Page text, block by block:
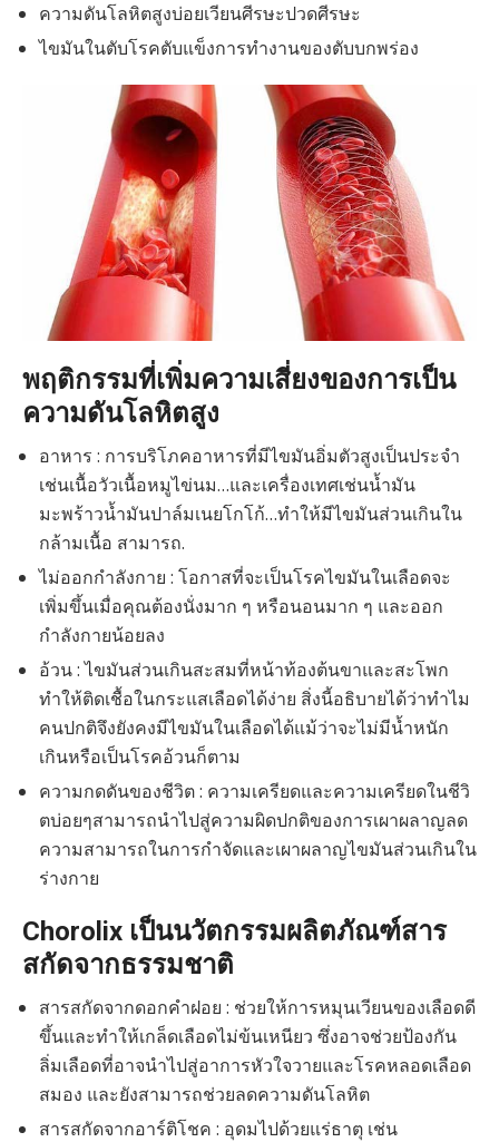
ความดันโลหิตสูงบ่อยเวียนศีรษะปวดศีรษะ
ไขมันในตับโรคตับแข็งการทำงานของตับบกพร่อง
พฤติกรรมที่เพิ่มความเสี่ยงของการเป็น
ความดันโลหิตสูง
อาหาร : การบริโภคอาหารที่มีไขมันอิ่มตัวสูงเป็นประจำ
เช่นเนื้อวัวเนื้อหมูไข่นม…และเครื่องเทศเช่นน้ำมัน
มะพร้าวน้ำมันปาล์มเนยโกโก้…ทำให้มีไขมันส่วนเกินใน
กล้ามเนื้อ สามารถ.
ไม่ออกกำลังกาย : โอกาสที่จะเป็นโรคไขมันในเลือดจะ
เพิ่มขึ้นเมื่อคุณต้องนั่งมาก ๆ หรือนอนมาก ๆ และออก
กำลังกายน้อยลง
อ้วน : ไขมันส่วนเกินสะสมที่หน้าท้องต้นขาและสะโพก
ทำให้ติดเชื้อในกระแสเลือดได้ง่าย สิ่งนี้อธิบายได้ว่าทำไม
คนปกติจึงยังคงมีไขมันในเลือดได้แม้ว่าจะไม่มีน้ำหนัก
เกินหรือเป็นโรคอ้วนก็ตาม
ความกดดันของชีวิต : ความเครียดและความเครียดในชีวิ
ตบ่อยๆสามารถนำไปสู่ความผิดปกติของการเผาผลาญลด
ความสามารถในการกำจัดและเผาผลาญไขมันส่วนเกินใน
ร่างกาย
Chorolix เป็นนวัตกรรมผลิตภัณฑ์สาร
สกัดจากธรรมชาติ
สารสกัดจากดอกคำฝอย : ช่วยให้การหมุนเวียนของเลือดดี
ขึ้นและทำให้เกล็ดเลือดไม่ข้นเหนียว ซึ่งอาจช่วยป้องกัน
ลิ่มเลือดที่อาจนำไปสู่อาการหัวใจวายและโรคหลอดเลือด
สมอง และยังสามารถช่วยลดความดันโลหิต
สารสกัดจากอาร์ติโชค : อุดมไปด้วยแร่ธาตุ เช่น